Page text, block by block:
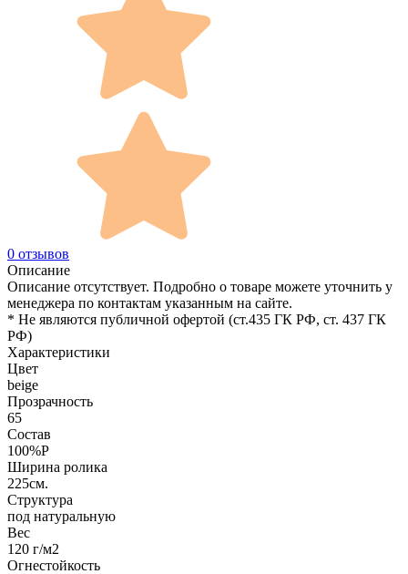
0 отзывов
Описание
Описание отсутствует. Подробно о товаре можете уточнить у
менеджера по контактам указанным на сайте.
* Не являются публичной офертой (ст.435 ГК РФ, cт. 437 ГК
РФ)
Характеристики
Цвет
beige
Прозрачность
65
Состав
100%P
Ширина ролика
225см.
Структура
под натуральную
Вес
120 г/м2
Огнестойкость